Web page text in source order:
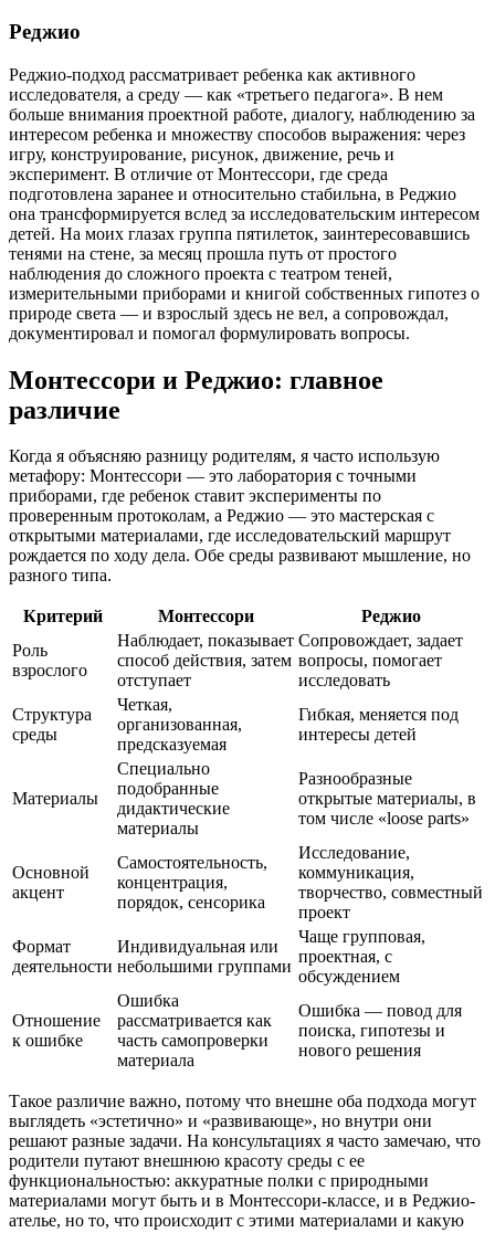
Реджио
Реджио-подход рассматривает ребенка как активного
исследователя, а среду — как «третьего педагога». В нем
больше внимания проектной работе, диалогу, наблюдению за
интересом ребенка и множеству способов выражения: через
игру, конструирование, рисунок, движение, речь и
эксперимент. В отличие от Монтессори, где среда
подготовлена заранее и относительно стабильна, в Реджио
она трансформируется вслед за исследовательским интересом
детей. На моих глазах группа пятилеток, заинтересовавшись
тенями на стене, за месяц прошла путь от простого
наблюдения до сложного проекта с театром теней,
измерительными приборами и книгой собственных гипотез о
природе света — и взрослый здесь не вел, а сопровождал,
документировал и помогал формулировать вопросы.
Монтессори и Реджио: главное
различие
Когда я объясняю разницу родителям, я часто использую
метафору: Монтессори — это лаборатория с точными
приборами, где ребенок ставит эксперименты по
проверенным протоколам, а Реджио — это мастерская с
открытыми материалами, где исследовательский маршрут
рождается по ходу дела. Обе среды развивают мышление, но
разного типа.
Критерий Монтессори
Реджио
Роль
взрослого
Наблюдает, показывает
способ действия, затем
отступает
Сопровождает, задает
вопросы, помогает
исследовать
Структура
среды
Четкая,
организованная,
предсказуемая
Гибкая, меняется под
интересы детей
Материалы
Специально
подобранные
дидактические
материалы
Разнообразные
открытые материалы, в
том числе «loose parts»
Основной
акцент
Самостоятельность,
концентрация,
порядок, сенсорика
Исследование,
коммуникация,
творчество, совместный
проект
Формат
деятельности
Индивидуальная или
небольшими группами
Чаще групповая,
проектная, с
обсуждением
Отношение
к ошибке
Ошибка
рассматривается как
часть самопроверки
материала
Ошибка — повод для
поиска, гипотезы и
нового решения
Такое различие важно, потому что внешне оба подхода могут
выглядеть «эстетично» и «развивающе», но внутри они
решают разные задачи. На консультациях я часто замечаю, что
родители путают внешнюю красоту среды с ее
функциональностью: аккуратные полки с природными
материалами могут быть и в Монтессори-классе, и в Реджио-
ателье, но то, что происходит с этими материалами и какую